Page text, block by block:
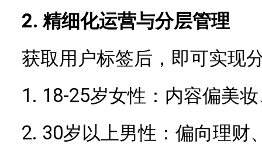
2. 精细化运营与分层管理
获取用户标签后，即可实现
1. 18-25岁女性：内容偏美
2. 30岁以上男性：偏向理财